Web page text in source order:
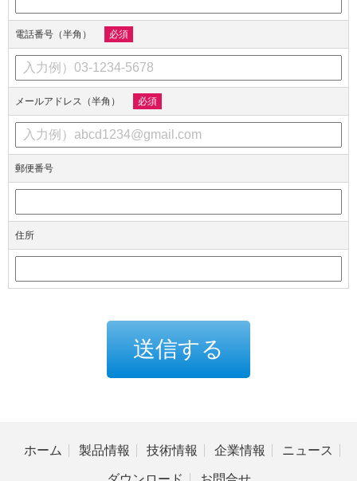
電話番号（半角） 必須
メールアドレス（半角） 必須
郵便番号
住所
ホーム 製品情報 技術情報 企業情報 ニュース